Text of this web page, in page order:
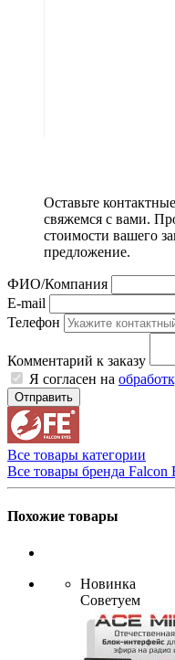
Оставьте
свяжемся с вами.
стоимости вашего
предложение.
ФИО/Компания
E-mail
Телефон
Комментарий к заказу
Я согласен на
Отправить
Все товары категории
Все товары бренда Falcon
Похожие товары
Новинка
Советуем